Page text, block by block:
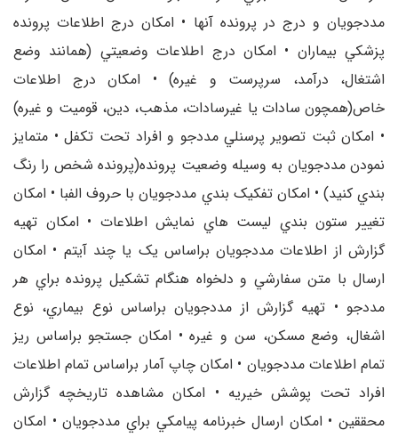
مددجويان و درج در پرونده آنها • امکان درج اطلاعات پرونده
پزشکي بيماران • امکان درج اطلاعات وضعيتي (همانند وضع
اشتغال، درآمد، سرپرست و غيره) • امکان درج اطلاعات
خاص(همچون سادات يا غيرسادات، مذهب، دين، قوميت و غيره)
• امکان ثبت تصوير پرسنلي مددجو و افراد تحت تکفل • متمايز
نمودن مددجويان به وسيله وضعيت پرونده(پرونده شخص را رنگ
بندي کنيد) • امکان تفکيک بندي مددجويان با حروف الفبا • امکان
تغيير ستون بندي ليست هاي نمايش اطلاعات • امکان تهيه
گزارش از اطلاعات مددجويان براساس يک يا چند آيتم • امکان
ارسال با متن سفارشي و دلخواه هنگام تشکيل پرونده براي هر
مددجو • تهيه گزارش از مددجويان براساس نوع بيماري، نوع
اشغال، وضع مسکن، سن و غيره • امکان جستجو براساس ريز
تمام اطلاعات مددجويان • امکان چاپ آمار براساس تمام اطلاعات
افراد تحت پوشش خيريه • امکان مشاهده تاريخچه گزارش
محققين • امکان ارسال خبرنامه پيامکي براي مددجويان • امکان